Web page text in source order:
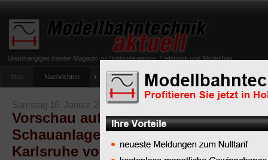
Start Nachrichten Tipps Newsletter Archiv Magazin
umfrage-viessmann-multiprotokoll-lichtdecoder
Samstag 16. Januar 2010
Vorschau auf die tollen Modellbahn-
Schauanlagen auf der Faszination
Karlsruhe vom 25. bis 28. März 2010